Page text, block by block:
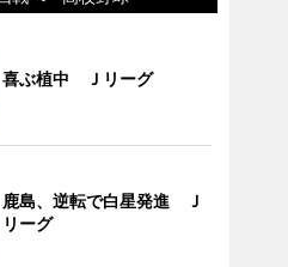
喜ぶ植中 Ｊリーグ
鹿島、逆転で白星発進 Ｊ
リーグ